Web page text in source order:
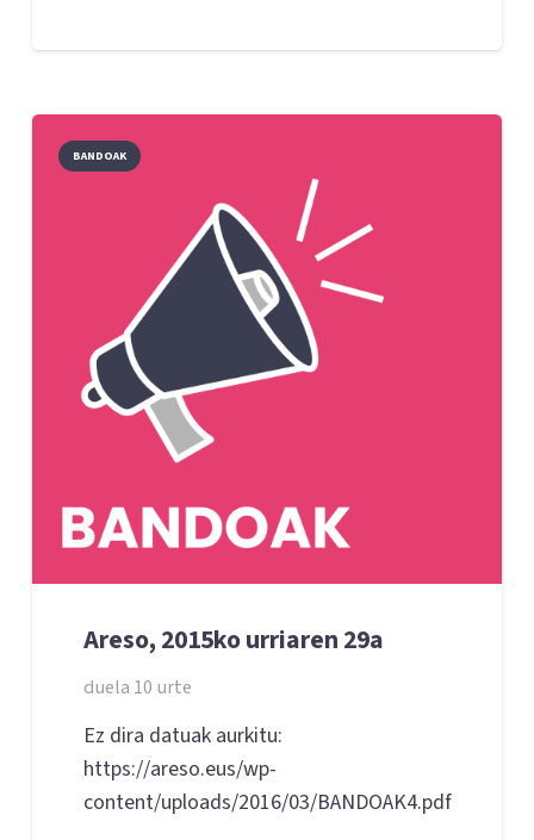
BANDOAK
Areso, 2015ko urriaren 29a
duela 10 urte
Ez dira datuak aurkitu:
https://areso.eus/wp-
content/uploads/2016/03/BANDOAK4.pdf